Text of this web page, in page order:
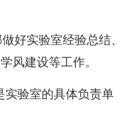
好实验室经验总结、
风建设等工作。
实验室的具体负责单